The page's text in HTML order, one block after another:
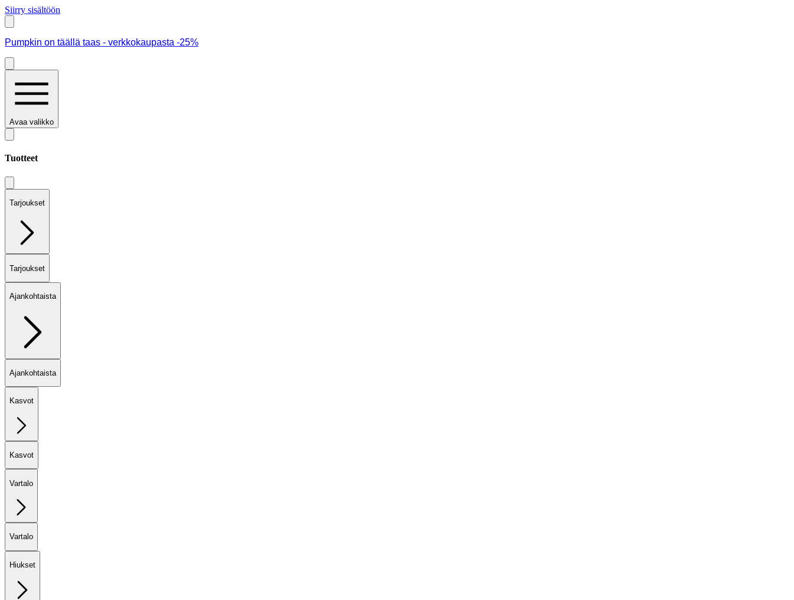
Siirry sisältöön
Pumpkin on täällä taas - verkkokaupasta -25%
Avaa valikko
Tuotteet
Tarjoukset
Tarjoukset
Ajankohtaista
Ajankohtaista
Kasvot
Kasvot
Vartalo
Vartalo
Hiukset